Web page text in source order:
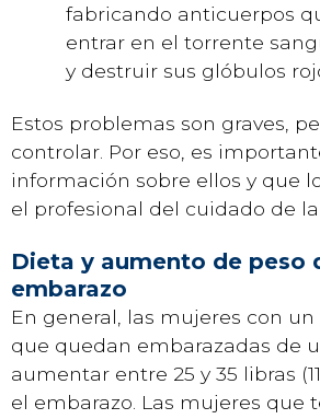
fabricando anticuerpos
entrar en el torrente
y destruir sus glóbulos
Estos problemas son graves,
controlar. Por eso, es
información sobre ellos y que
el profesional del cuidado de la
Dieta y aumento de peso
embarazo
En general, las mujeres con
que quedan embarazadas de
aumentar entre 25 y 35 libras
el embarazo. Las mujeres que